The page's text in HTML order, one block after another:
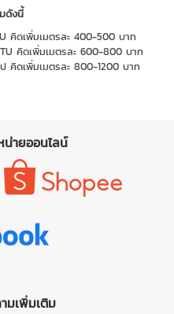
ดังนี้
คิดเพิ่มเมตรละ 400-500 บาท
คิดเพิ่มเมตรละ 600-800 บาท
คิดเพิ่มเมตรละ 800-1200 บาท
น่ายออนไลน์
มเพิ่มเติม